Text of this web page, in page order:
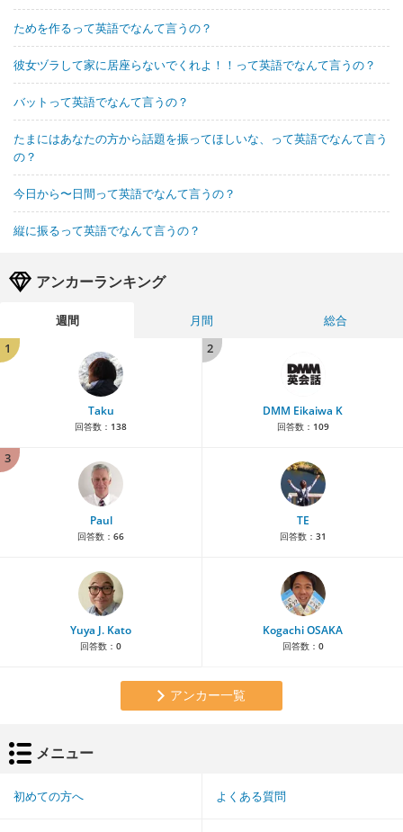
ためを作るって英語でなんて言うの？
彼女ヅラして家に居座らないでくれよ！！って英語でなんて言うの？
バットって英語でなんて言うの？
たまにはあなたの方から話題を振ってほしいな、って英語でなんて言う
の？
今日から〜日間って英語でなんて言うの？
縦に振るって英語でなんて言うの？
アンカーランキング
週間 月間
総合
1
Taku
回答数： 138
2
DMM Eikaiwa K
回答数： 109
3
Paul
回答数： 66
TE
回答数： 31
Yuya J. Kato
回答数： 0
Kogachi OSAKA
回答数： 0
アンカー一覧
メニュー
初めての方へ よくある質問